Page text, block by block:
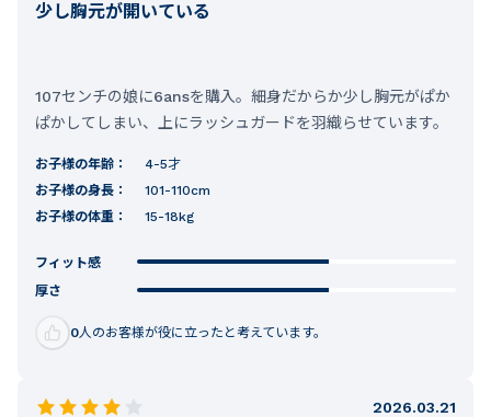
少し胸元が開いている
107センチの娘に6ansを購入。細身だからか少し胸元がぱか
ぱかしてしまい、上にラッシュガードを羽織らせています。
お子様の年齢：
4-5才
お子様の身長：
101-110cm
お子様の体重：
15-18kg
フィット感
厚さ
0人のお客様が役に立ったと考えています。
2026.03.21